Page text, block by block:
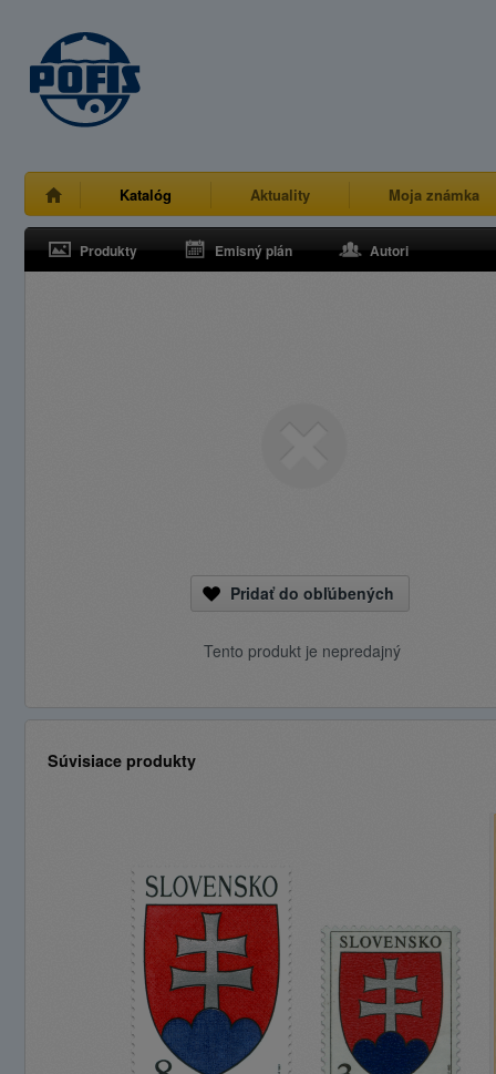
Katalóg Aktuality Moja známka
Produkty Emisný plán Autori
Pridať do obľúbených
Tento produkt je nepredajný
Súvisiace produkty